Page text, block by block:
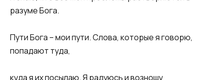
разуме Бога.
Пути Бога – мои пути. Слова, которые я говорю,
попадают туда,
куда я их посылаю. Я радуюсь и возношу